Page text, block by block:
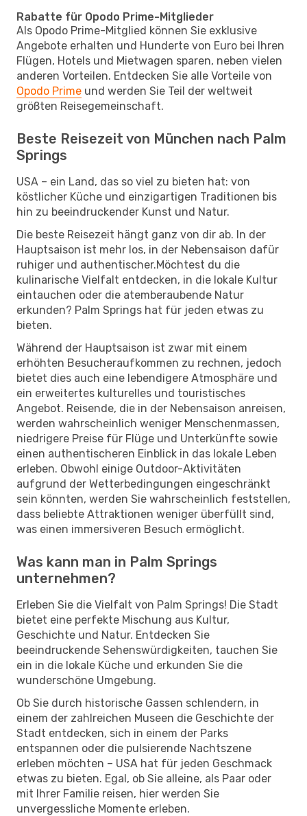
Rabatte für Opodo Prime-Mitglieder
Als Opodo Prime-Mitglied können Sie exklusive
Angebote erhalten und Hunderte von Euro bei Ihren
Flügen, Hotels und Mietwagen sparen, neben vielen
anderen Vorteilen. Entdecken Sie alle Vorteile von
Opodo Prime und werden Sie Teil der weltweit
größten Reisegemeinschaft.
Beste Reisezeit von München nach Palm
Springs
USA – ein Land, das so viel zu bieten hat: von
köstlicher Küche und einzigartigen Traditionen bis
hin zu beeindruckender Kunst und Natur.
Die beste Reisezeit hängt ganz von dir ab. In der
Hauptsaison ist mehr los, in der Nebensaison dafür
ruhiger und authentischer.Möchtest du die
kulinarische Vielfalt entdecken, in die lokale Kultur
eintauchen oder die atemberaubende Natur
erkunden? Palm Springs hat für jeden etwas zu
bieten.
Während der Hauptsaison ist zwar mit einem
erhöhten Besucheraufkommen zu rechnen, jedoch
bietet dies auch eine lebendigere Atmosphäre und
ein erweitertes kulturelles und touristisches
Angebot. Reisende, die in der Nebensaison anreisen,
werden wahrscheinlich weniger Menschenmassen,
niedrigere Preise für Flüge und Unterkünfte sowie
einen authentischeren Einblick in das lokale Leben
erleben. Obwohl einige Outdoor-Aktivitäten
aufgrund der Wetterbedingungen eingeschränkt
sein könnten, werden Sie wahrscheinlich feststellen,
dass beliebte Attraktionen weniger überfüllt sind,
was einen immersiveren Besuch ermöglicht.
Was kann man in Palm Springs
unternehmen?
Erleben Sie die Vielfalt von Palm Springs! Die Stadt
bietet eine perfekte Mischung aus Kultur,
Geschichte und Natur. Entdecken Sie
beeindruckende Sehenswürdigkeiten, tauchen Sie
ein in die lokale Küche und erkunden Sie die
wunderschöne Umgebung.
Ob Sie durch historische Gassen schlendern, in
einem der zahlreichen Museen die Geschichte der
Stadt entdecken, sich in einem der Parks
entspannen oder die pulsierende Nachtszene
erleben möchten – USA hat für jeden Geschmack
etwas zu bieten. Egal, ob Sie alleine, als Paar oder
mit Ihrer Familie reisen, hier werden Sie
unvergessliche Momente erleben.